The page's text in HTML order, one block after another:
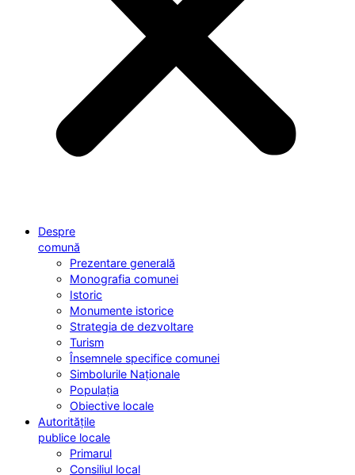
Despre
comună
Prezentare generală
Monografia comunei
Istoric
Monumente istorice
Strategia de dezvoltare
Turism
Însemnele specifice comunei
Simbolurile Naționale
Populația
Obiective locale
Autoritățile
publice locale
Primarul
Consiliul local